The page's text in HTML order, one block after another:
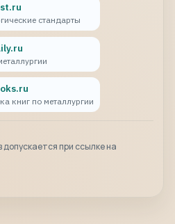
стандарты
книг по металлургии
при ссылке на